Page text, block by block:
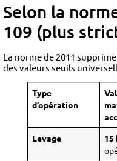
Selon la
109 (plus
La norme de 2011
des valeurs seuils
Type
d’opération
Levage
15